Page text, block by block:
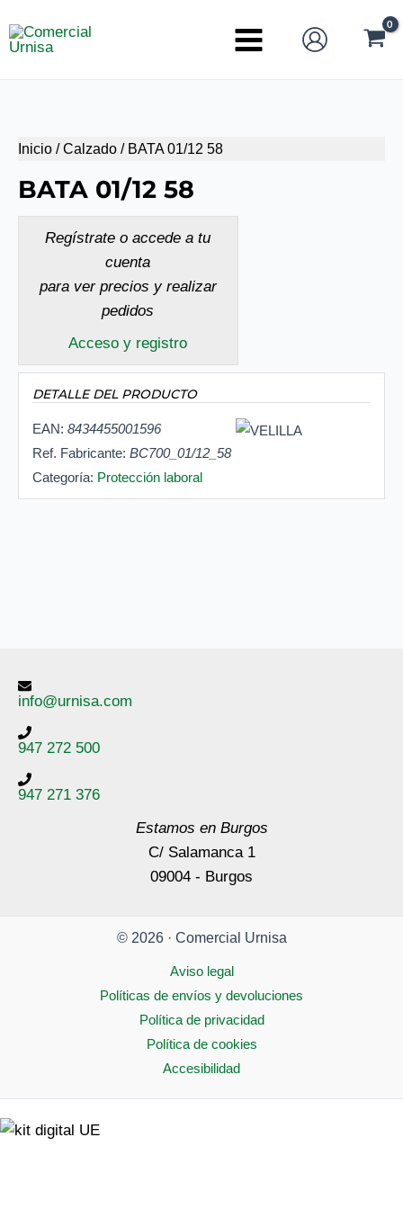
al
Main
Inicio /Calzado / BATA 01/12 58
BATA 01/12 58
Regístrate o accede a tu
cuenta
para ver precios y realizar
pedidos
Acceso y registro
DETALLE DEL PRODUCTO
EAN: 8434455001596
Ref. Fabricante: BC700_01/12_58
Categoría: Protección laboral
info@urnisa.com
947 272 500
947 271 376
Estamos en Burgos
C/ Salamanca 1
09004 - Burgos
© 2026 · Comercial Urnisa
Aviso legal
Políticas de envíos y devoluciones
Política de privacidad
Política de cookies
Accesibilidad